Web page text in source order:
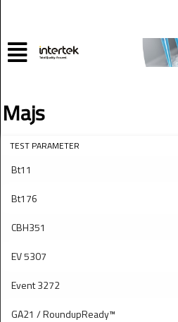
Majs
TEST PARAMETER
Bt11
Bt176
CBH351
EV 5307
Event 3272
GA21 / RoundupReady™